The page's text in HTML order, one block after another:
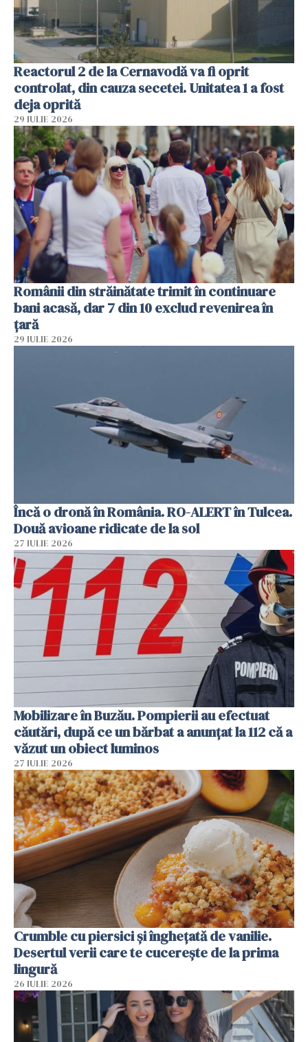
Reactorul 2 de la Cernavodă va fi oprit
controlat, din cauza secetei. Unitatea 1 a fost
deja oprită
29 IULIE 2026
Românii din străinătate trimit în continuare
bani acasă, dar 7 din 10 exclud revenirea în
țară
29 IULIE 2026
Încă o dronă în România. RO-ALERT în Tulcea.
Două avioane ridicate de la sol
27 IULIE 2026
Mobilizare în Buzău. Pompierii au efectuat
căutări, după ce un bărbat a anunțat la 112 că a
văzut un obiect luminos
27 IULIE 2026
Crumble cu piersici și înghețată de vanilie.
Desertul verii care te cucerește de la prima
lingură
26 IULIE 2026